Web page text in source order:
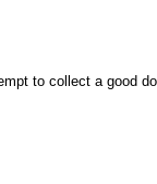
to collect a good